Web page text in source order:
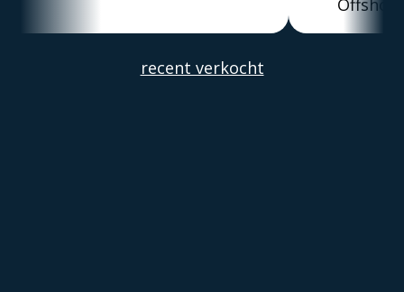
recent verkocht